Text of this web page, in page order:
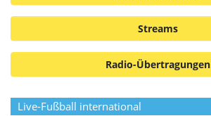
Streams
Radio-Übertragungen
Live-Fußball international